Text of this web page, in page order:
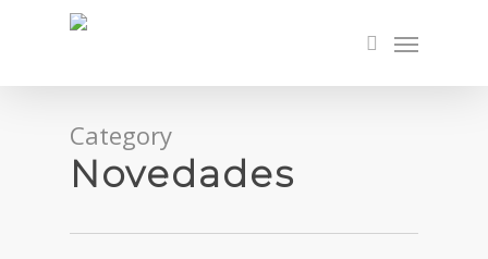
search
Menu
Category
Novedades